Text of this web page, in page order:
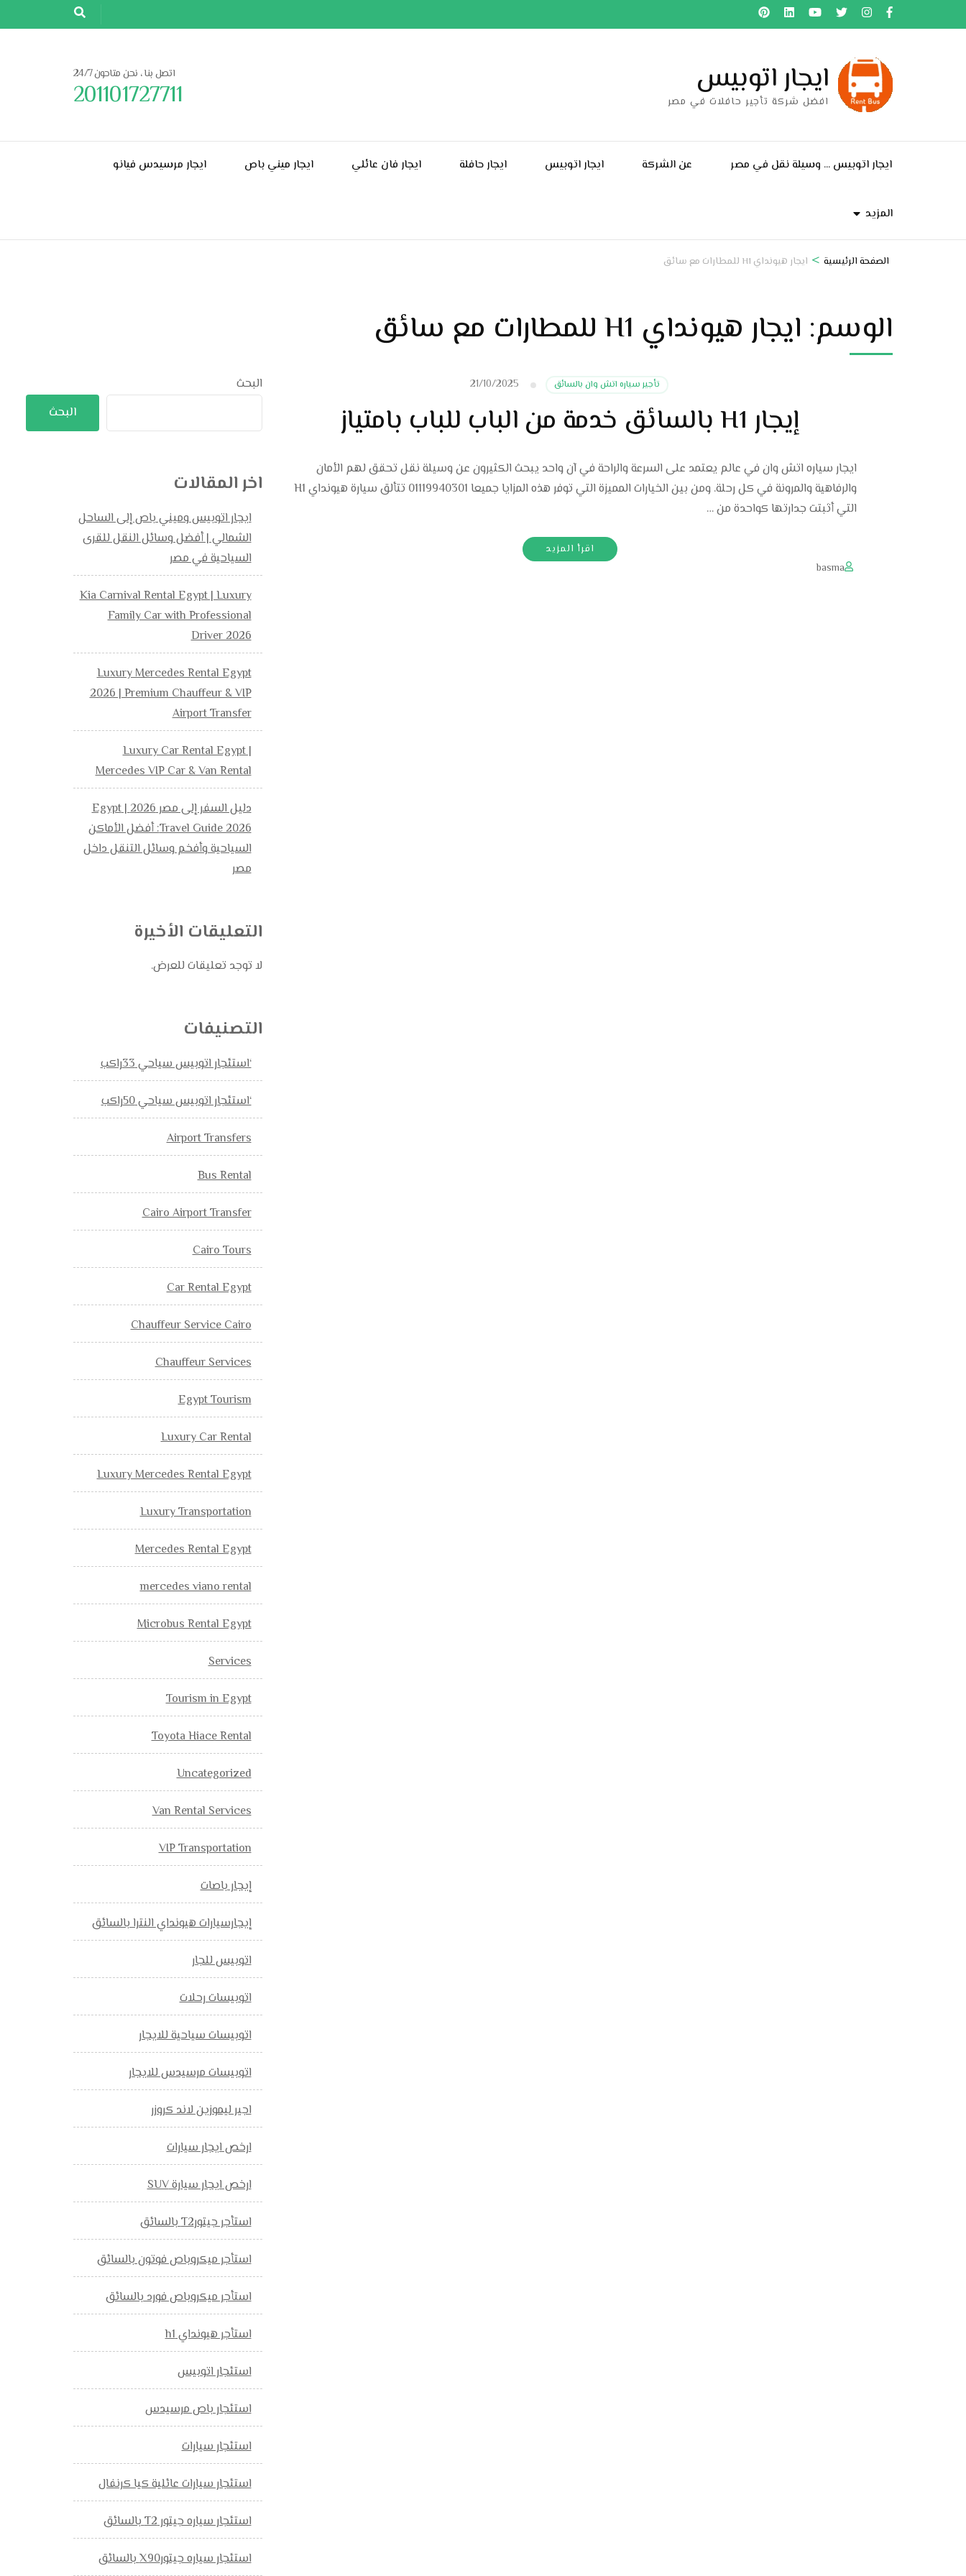
إلى
ايجار اتوبيس
افضل شركة تأجير حافلات في مصر
اتصل بنا ، نحن متاحون 24/7
201101727711
ايجار اتوبيس … وسيلة نقل في مصر عن الشركة ايجار اتوبيس ايجار حافلة ايجار فان عائلي ايجار ميني باص ايجار مرسيدس فيانو
المزيد
الصفحة الرئيسية > ايجار هيونداي H1 للمطارات مع سائق
الوسم: ايجار هيونداي H1 للمطارات مع سائق
تأجير سياره اتش وان بالسائق 21/10/2025
إيجار H1 بالسائق خدمة من الباب للباب بامتياز
ايجار سياره اتش وان في عالم يعتمد على السرعة والراحة في آن واحد يبحث الكثيرون عن وسيلة نقل تحقق لهم الأمان
والرفاهية والمرونة في كل رحلة. ومن بين الخيارات المميزة التي توفر هذه المزايا جميعا 01119940301 تتألق سيارة هيونداي H1
التي أثبتت جدارتها كواحدة من …
اقرأ المزيد
basma
البحث
البحث
اخر المقالات
ايجار اتوبيس وميني باص إلى الساحل
الشمالي | أفضل وسائل النقل للقرى
السياحية في مصر
Kia Carnival Rental Egypt | Luxury
Family Car with Professional
Driver 2026
Luxury Mercedes Rental Egypt
2026 | Premium Chauffeur & VIP
Airport Transfer
Luxury Car Rental Egypt |
Mercedes VIP Car & Van Rental
دليل السفر إلى مصر 2026 | Egypt
Travel Guide 2026: أفضل الأماكن
السياحية وأفخم وسائل التنقل داخل
مصر
التعليقات الأخيرة
لا توجد تعليقات للعرض.
التصنيفات
‘استئجار اتوبيس سياحي 33راكب
‘استئجار اتوبيس سياحي 50راكب
Airport Transfers
Bus Rental
Cairo Airport Transfer
Cairo Tours
Car Rental Egypt
Chauffeur Service Cairo
Chauffeur Services
Egypt Tourism
Luxury Car Rental
Luxury Mercedes Rental Egypt
Luxury Transportation
Mercedes Rental Egypt
mercedes viano rental
Microbus Rental Egypt
Services
Tourism in Egypt
Toyota Hiace Rental
Uncategorized
Van Rental Services
VIP Transportation
إيجار باصات
إيجارسيارات هيونداي النترا بالسائق
اتوبيس للجار
اتوبيسات رحلات
اتوبيسات سياحية للايجار
اتوبيسات مرسيدس للايجار
اجير ليموزين لاند كروزر
ارخص ايجار سيارات
ارخص ايجار سيارة SUV
استأجر جيتورT2 بالسائق
استأجر ميكروباص فوتون بالسائق
استأجر ميكروباص فورد بالسائق
استأجر هيونداي h1
استئجار اتوبيس
استئجار باص مرسيدس
استئجار سيارات
استئجار سيارات عائلية كيا كرنفال
استئجار سياره جيتور T2 بالسائق
استئجار سياره جيتورX90 بالسائق